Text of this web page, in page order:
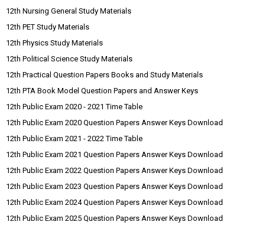
12th Nursing General Study Materials
12th PET Study Materials
12th Physics Study Materials
12th Political Science Study Materials
12th Practical Question Papers Books and Study Materials
12th PTA Book Model Question Papers and Answer Keys
12th Public Exam 2020 - 2021 Time Table
12th Public Exam 2020 Question Papers Answer Keys Download
12th Public Exam 2021 - 2022 Time Table
12th Public Exam 2021 Question Papers Answer Keys Download
12th Public Exam 2022 Question Papers Answer Keys Download
12th Public Exam 2023 Question Papers Answer Keys Download
12th Public Exam 2024 Question Papers Answer Keys Download
12th Public Exam 2025 Question Papers Answer Keys Download